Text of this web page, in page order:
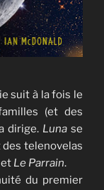
suit à la fois le
(et des
dirige. Lunase
telenovelas
et Le Parrain.
du premier